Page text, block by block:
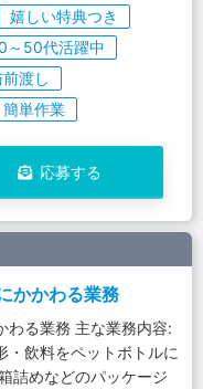
嬉しい特典つき
～50代活躍中
渡し
簡単作業
応募する
かかわる業務
わる業務 主な業務内容:
・飲料をペットボトルに
詰めなどのパッケージ